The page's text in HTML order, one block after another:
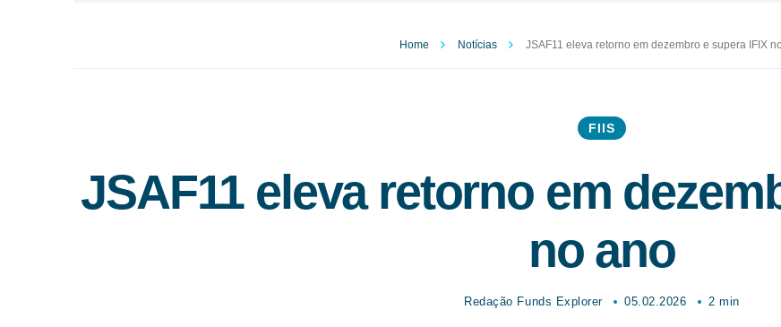
Home Notícias JSAF11 eleva retorno em dezembro e supera IFIX
FIIS
JSAF11 eleva retorno em
no ano
Redação Funds Explorer 05.02.2026 2 min